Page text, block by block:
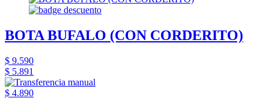
BOTA BUFALO (CON CORDERITO)
$ 9.590
$ 5.891
$ 4.890